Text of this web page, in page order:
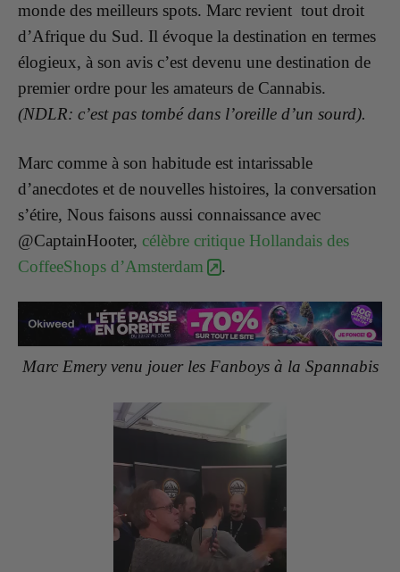
monde des meilleurs spots. Marc revient tout droit
d’Afrique du Sud. Il évoque la destination en termes
élogieux, à son avis c’est devenu une destination de
premier ordre pour les amateurs de Cannabis.
(NDLR: c’est pas tombé dans l’oreille d’un sourd).
Marc comme à son habitude est intarissable
d’anecdotes et de nouvelles histoires, la conversation
s’étire, Nous faisons aussi connaissance avec
@CaptainHooter, célèbre critique Hollandais des
CoffeeShops d’Amsterdam
.
Marc Emery venu jouer les Fanboys à la Spannabis